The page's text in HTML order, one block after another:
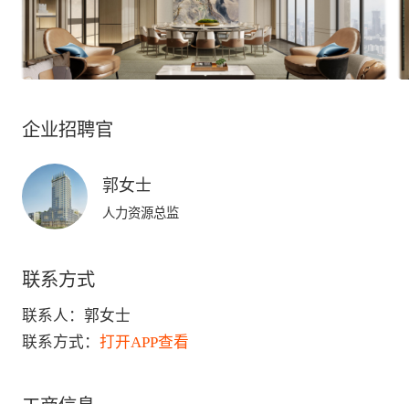
企业招聘官
郭女士
人力资源总监
联系方式
联系人： 郭女士
联系方式： 打开APP查看